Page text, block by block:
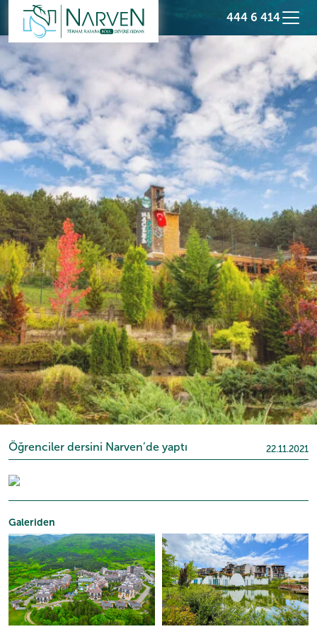
444 6 414
Galeriden
Öğrenciler dersini Narven’de yaptı 22.11.2021